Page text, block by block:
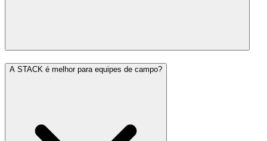
A STACK é melhor para equipes de campo?